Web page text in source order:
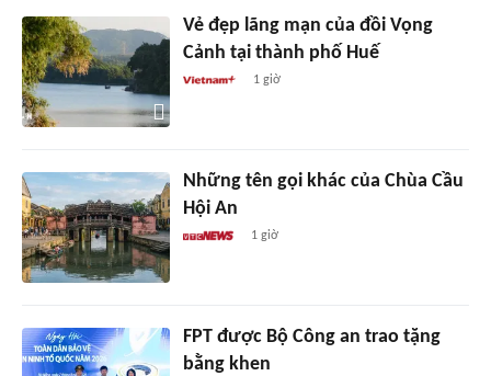
Vẻ đẹp lãng mạn của đồi Vọng
Cảnh tại thành phố Huế
1 giờ
Những tên gọi khác của Chùa Cầu
Hội An
1 giờ
FPT được Bộ Công an trao tặng
bằng khen